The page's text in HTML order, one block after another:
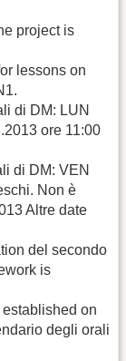
project is
lessons on
di DM: LUN
ore 11:00
di DM: VEN
Non è
Altre date
del secondo
is
on
degli orali